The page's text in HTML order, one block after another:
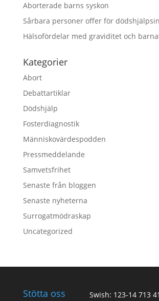
Aborterade barns syskon
Sårbara personer offer för
Hälsofördelar med graviditet och
Kategorier
Abort
Debattartiklar
Dödshjälp
Fosterdiagnostik
Människovärdespodden
Pressmeddelande
Samvetsfrihet
Senaste från bloggen
Senaste nyheterna
Surrogatmödraskap
Uncategorized
Stötta oss
Swish: 123-14 713 41